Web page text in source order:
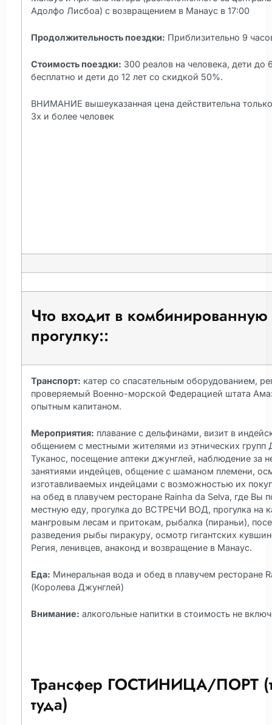
Адолфо Лисбоа) с возвращением в Манаус в 17:00
Продолжительность поездки: Приблизительно 9
Стоимость поездки: 300 реалов на человека, дети до
бесплатно и дети до 12 лет со скидкой 50%.
ВНИМАНИЕ вышеуказанная цена действительна
3х и более человек
Что входит в комбинированную
прогулку::
Транспорт: катер со спасательным оборудованием,
проверяемый Военно-морской Федерацией штата
опытным капитаном.
Мероприятия: плавание с дельфинами, визит в
общением с местными жителями из этнических групп
Туканос, посещение аптеки джунглей, наблюдение за
занятиями индейцев, общение с шаманом племени,
изготавливаемых индейцами с возможностью их
на обед в плавучем ресторане Rainha da Selva, где Вы
местную еду, прогулка до ВСТРЕЧИ ВОД, прогулка на
мангровым лесам и притокам, рыбалка (пираньи),
разведения рыбы пиракуру, осмотр гигантских
Регия, ленивцев, анаконд и возвращение в Манаус.
Еда: Минеральная вода и обед в плавучем ресторане
(Королева Джунглей)
Внимание: алкогольные напитки в стоимость не
Трансфер ГОСТИНИЦА/ПОРТ
туда)